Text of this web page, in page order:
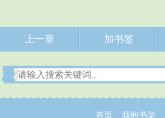
上一章 加书签
首页 我的书架